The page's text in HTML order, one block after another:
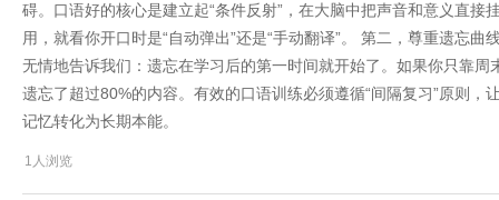
碍。口语好的核心是建立起“条件反射”，在大脑中把声音和意义直
用，就看你开口时是“自动弹出”还是“手动翻译”。 第二，尊重遗忘
无情地告诉我们：遗忘在学习后的第一时间就开始了。如果你只靠
遗忘了超过80%的内容。有效的口语训练必须遵循“间隔复习”原则，
记忆转化为长期本能。
1人浏览